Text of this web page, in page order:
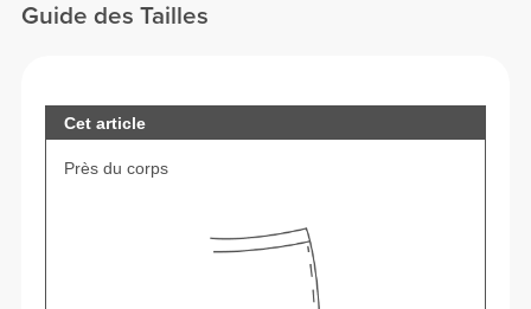
Guide des Tailles
Cet article
Près du corps